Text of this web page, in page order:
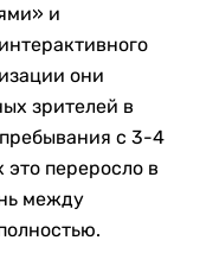
и
они
зрителей в
с 3-4
переросло в
между